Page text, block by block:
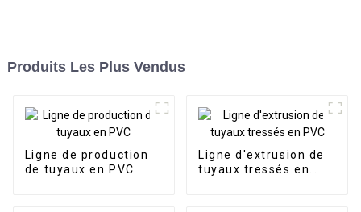
Produits Les Plus Vendus
Ligne de production
de tuyaux en PVC
Ligne d'extrusion de
tuyaux tressés en